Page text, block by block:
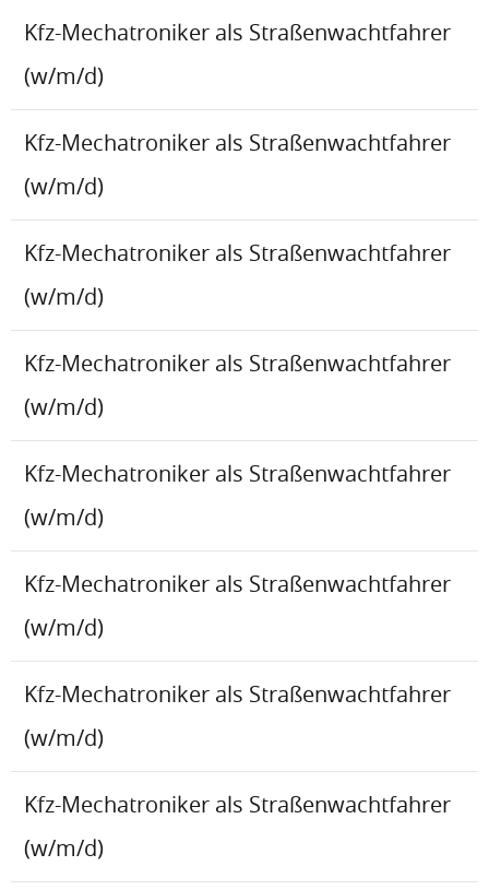
Kfz-Mechatroniker als Straßenwachtfahrer
(w/m/d)
Kfz-Mechatroniker als Straßenwachtfahrer
(w/m/d)
Kfz-Mechatroniker als Straßenwachtfahrer
(w/m/d)
Kfz-Mechatroniker als Straßenwachtfahrer
(w/m/d)
Kfz-Mechatroniker als Straßenwachtfahrer
(w/m/d)
Kfz-Mechatroniker als Straßenwachtfahrer
(w/m/d)
Kfz-Mechatroniker als Straßenwachtfahrer
(w/m/d)
Kfz-Mechatroniker als Straßenwachtfahrer
(w/m/d)